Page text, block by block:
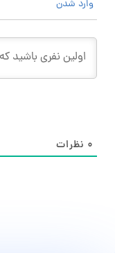
وارد شدن
۰ نظرات